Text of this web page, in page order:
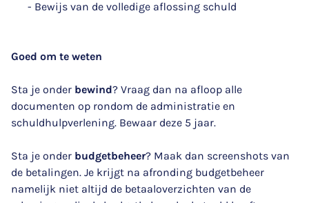
- Bewijs van de volledige aflossing schuld
Goed om te weten
Sta je onder bewind? Vraag dan na afloop alle
documenten op rondom de administratie en
schuldhulpverlening. Bewaar deze 5 jaar.
Sta je onder budgetbeheer? Maak dan screenshots van
de betalingen. Je krijgt na afronding budgetbeheer
namelijk niet altijd de betaaloverzichten van de